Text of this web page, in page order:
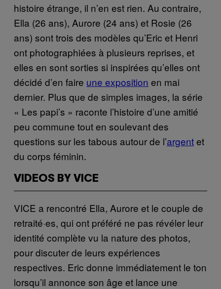
histoire étrange, il n’en est rien. Au contraire,
Ella (26 ans), Aurore (24 ans) et Rosie (26
ans) sont trois des modèles qu’Eric et Henri
ont photographiées à plusieurs reprises, et
elles en sont sorties si inspirées qu’elles ont
décidé d’en faire une exposition en mai
dernier. Plus que de simples images, la série
« Les papi’s » raconte l’histoire d’une amitié
peu commune tout en soulevant des
questions sur les tabous autour de l’argentet
du corps féminin.
VIDEOS BY VICE
VICE a rencontré Ella, Aurore et le couple de
retraité·es, qui ont préféré ne pas révéler leur
identité complète vu la nature des photos,
pour discuter de leurs expériences
respectives. Eric donne immédiatement le ton
lorsqu’il annonce son âge et lance une